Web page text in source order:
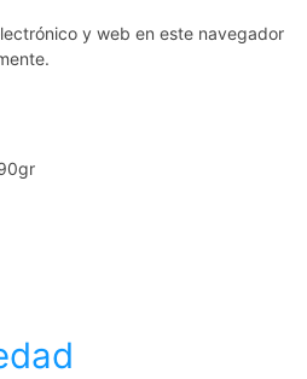
y web en este navegador